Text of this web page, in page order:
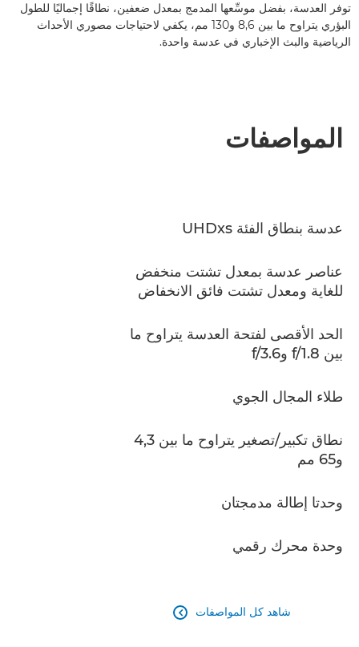
توفر العدسة، بفضل موسِّعها المدمج بمعدل ضعفين، نطاقًا إجماليًا للطول
البؤري يتراوح ما بين 8,6 و130 مم، يكفي لاحتياجات مصوري الأحداث
الرياضية والبث الإخباري في عدسة واحدة.
المواصفات
عدسة بنطاق الفئة UHDxs
عناصر عدسة بمعدل تشتت منخفض
للغاية ومعدل تشتت فائق الانخفاض
الحد الأقصى لفتحة العدسة يتراوح ما
بين f/1.8 وf/3.6
طلاء المجال الجوي
نطاق تكبير/تصغير يتراوح ما بين 4,3
و65 مم
وحدتا إطالة مدمجتان
وحدة محرك رقمي
شاهد كل المواصفات 